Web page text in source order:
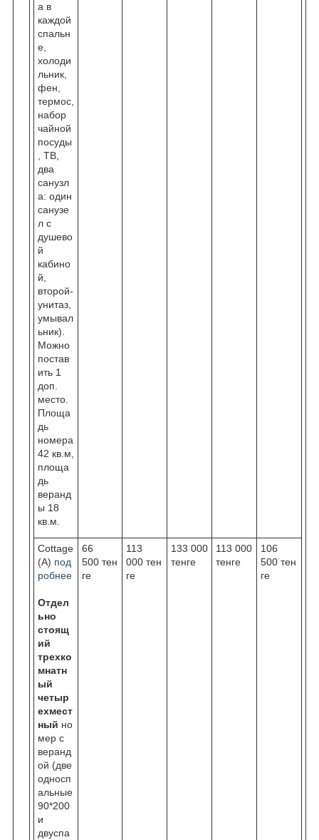
а в
каждой
спальн
е,
холоди
льник,
фен,
термос,
набор
чайной
посуды
, ТВ,
два
санузл
а: один
санузе
л с
душево
й
кабино
й,
второй-
унитаз,
умывал
ьник).
Можно
постав
ить 1
доп.
место.
Площа
дь
номера
42 кв.м,
площа
дь
веранд
ы 18
кв.м.
Cottage
(А) под
робнее
Отдел
ьно
стоящ
ий
трехко
мнатн
ый
четыр
ехмест
ный но
мер с
веранд
ой (две
односп
альные
90*200
и
двуспа
66
500 тен
ге
113
000 тен
ге
133 000
тенге
113 000
тенге
106
500 тен
ге